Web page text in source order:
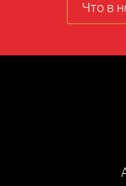
Что в